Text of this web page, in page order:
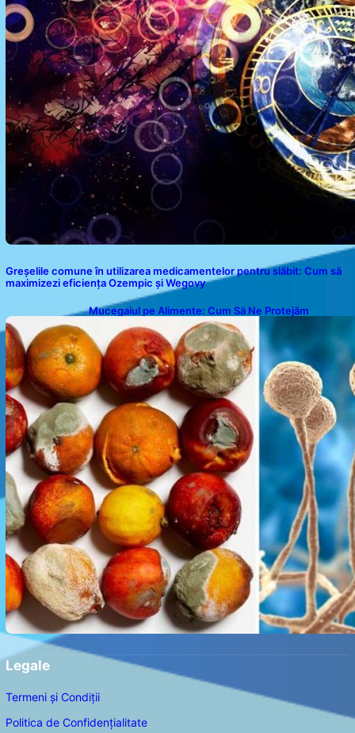
Greșelile comune în utilizarea medicamentelor pentru slăbit: Cum să
maximizezi eficiența Ozempic și Wegovy
Mucegaiul pe Alimente: Cum Să Ne Protejăm
Legale
Termeni și Condiții
Politica de Confidențialitate